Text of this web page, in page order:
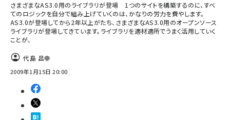
さまざまなAS3.0用のライブラリが登場 1つのサイトを構築するのに、すべ
てのロジックを自分で組み上げていくのは、かなりの労力を費やします。
AS3.0が登場してから2年以上がたち、さまざまなAS3.0用のオープンソース
ライブラリが登場してきています。ライブラリを適材適所でうまく活用していく
ことが、
代島 昌幸
2009年1月15日 20:00